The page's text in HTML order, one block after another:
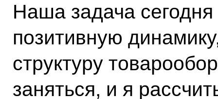
Наша задача сегодня
позитивную
структуру
заняться, и я